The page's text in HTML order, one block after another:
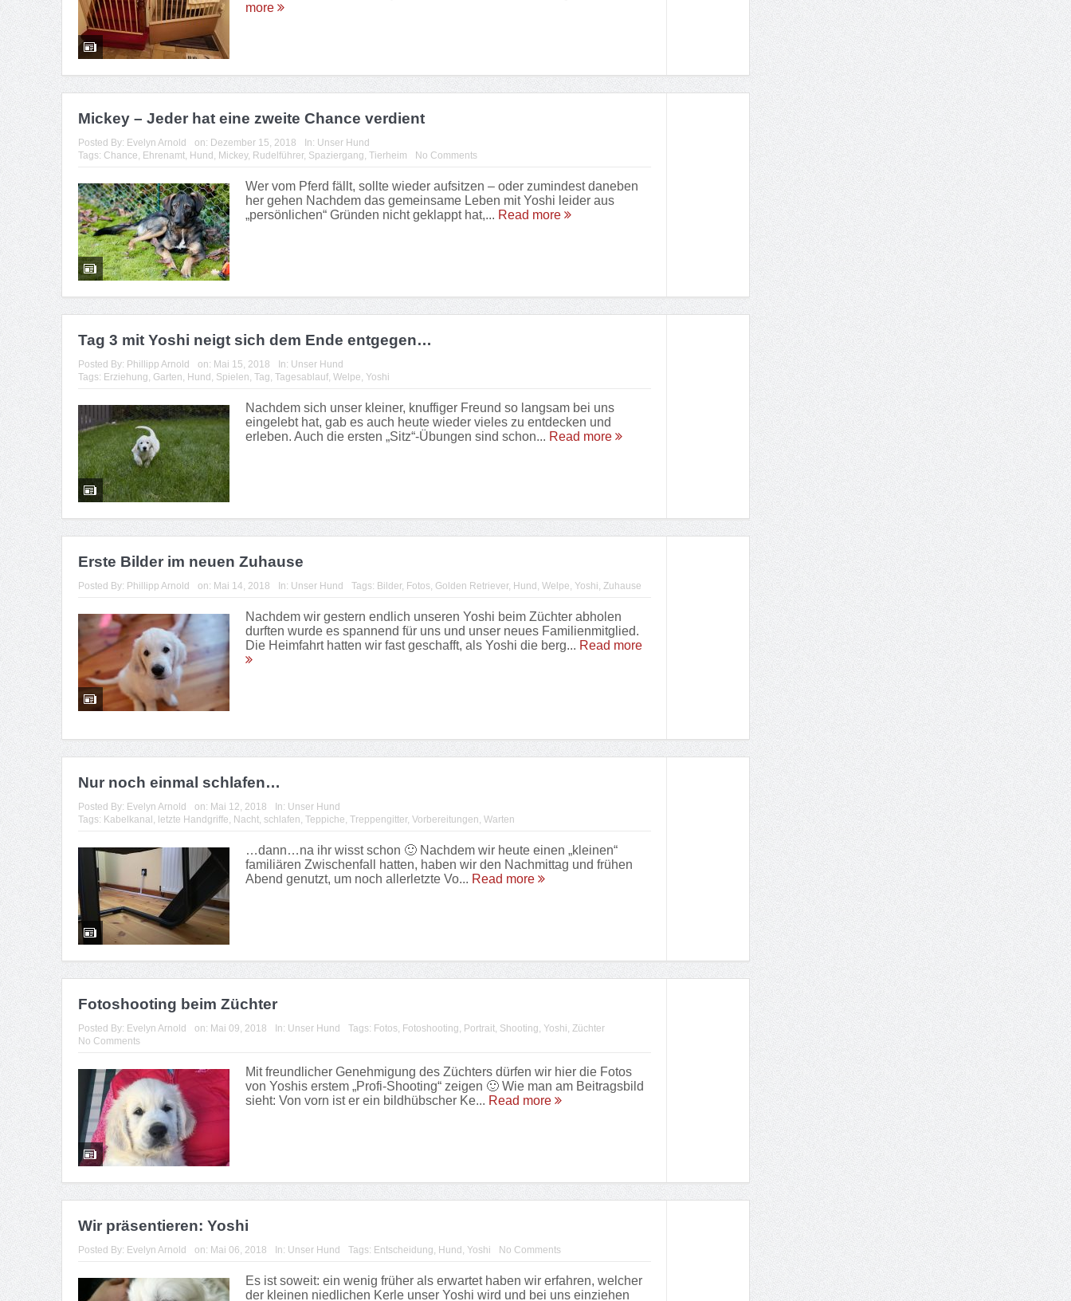
more
Mickey – Jeder hat eine zweite Chance verdient
Posted By: Evelyn Arnold on: Dezember 15, 2018 In: Unser Hund
Tags: Chance Ehrenamt, Hund Mickey, Rudelführer, Spaziergang Tierheim No Comments
Wer vom Pferd fällt, sollte wieder aufsitzen – oder zumindest daneben
her gehen Nachdem das gemeinsame Leben mit Yoshi leider aus
„persönlichen“ Gründen nicht geklappt hat,... Read more
Tag 3 mit Yoshi neigt sich dem Ende entgegen…
Posted By: Phillipp Arnold on: Mai 15, 2018 In: Unser Hund
Tags: Erziehung Garten Hund Spielen Tag Tagesablauf, Welpe Yoshi
Nachdem sich unser kleiner, knuffiger Freund so langsam bei uns
eingelebt hat, gab es auch heute wieder vieles zu entdecken und
erleben. Auch die ersten „Sitz“-Übungen sind schon... Read more
Erste Bilder im neuen Zuhause
Posted By: Phillipp Arnold on: Mai 14, 2018 In: Unser Hund Tags: Bilder, Fotos, Golden Retriever, Hund Welpe Yoshi Zuhause
Nachdem wir gestern endlich unseren Yoshi beim Züchter abholen
durften wurde es spannend für uns und unser neues Familienmitglied.
Die Heimfahrt hatten wir fast geschafft, als Yoshi die berg... Read more
Nur noch einmal schlafen…
Posted By: Evelyn Arnold on: Mai 12, 2018 In: Unser Hund
Tags: Kabelkanal letzte Handgriffe Nacht, schlafen Teppiche Treppengitter, Vorbereitungen Warten
…dann…na ihr wisst schon 🙂 Nachdem wir heute einen „kleinen“
familiären Zwischenfall hatten, haben wir den Nachmittag und frühen
Abend genutzt, um noch allerletzte Vo... Read more
Fotoshooting beim Züchter
Posted By: Evelyn Arnold on: Mai 09, 2018 In: Unser Hund Tags: Fotos, Fotoshooting Portrait, Shooting Yoshi Züchter
No Comments
Mit freundlicher Genehmigung des Züchters dürfen wir hier die Fotos
von Yoshis erstem „Profi-Shooting“ zeigen 🙂 Wie man am Beitragsbild
sieht: Von vorn ist er ein bildhübscher Ke... Read more
Wir präsentieren: Yoshi
Posted By: Evelyn Arnold on: Mai 06, 2018 In: Unser Hund Tags: Entscheidung Hund Yoshi No Comments
Es ist soweit: ein wenig früher als erwartet haben wir erfahren, welcher
der kleinen niedlichen Kerle unser Yoshi wird und bei uns einziehen